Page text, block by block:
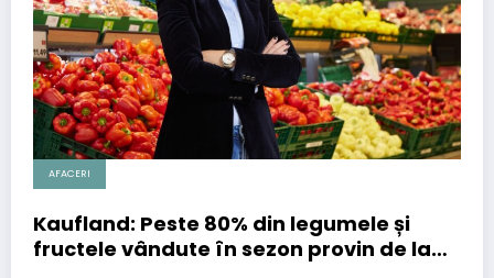
AFACERI
Kaufland: Peste 80% din legumele și
fructele vândute în sezon provin de la